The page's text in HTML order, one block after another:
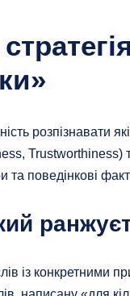
розпізнавати
Trustworthiness)
та поведінкові
із конкретними